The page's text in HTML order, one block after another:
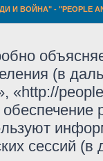
И ВОЙНА" - "PEOPLE
(в
«http://
сессий